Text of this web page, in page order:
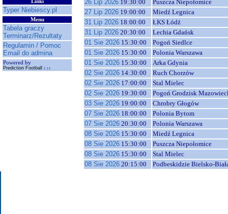
Linki
Typer Niebiescy.pl
Menu
Tabela graczy
Terminarz/Rezultaty
Regulamin / Pomoc
Email do admina
Powered by
Prediction Football 1.11
26 Lip 2026 19:30:00
Puszcza Niepołomice
27 Lip 2026 19:00:00
Miedź Legnica
31 Lip 2026 18:00:00
ŁKS Łódź
31 Lip 2026 20:30:00
Lechia Gdańsk
01 Sie 2026 15:30:00
Pogoń Siedlce
01 Sie 2026 15:30:00
Polonia Warszawa
01 Sie 2026 15:30:00
Arka Gdynia
02 Sie 2026 14:30:00
Ruch Chorzów
02 Sie 2026 17:00:00
Stal Mielec
02 Sie 2026 19:30:00
Pogoń Grodzisk
03 Sie 2026 19:00:00
Chrobry Głogów
07 Sie 2026 18:00:00
Polonia Bytom
07 Sie 2026 20:30:00
Polonia Warszawa
08 Sie 2026 15:30:00
Miedź Legnica
08 Sie 2026 15:30:00
Puszcza Niepołomice
08 Sie 2026 15:30:00
Stal Mielec
08 Sie 2026 20:15:00 Podbeskidzie Bielsko-